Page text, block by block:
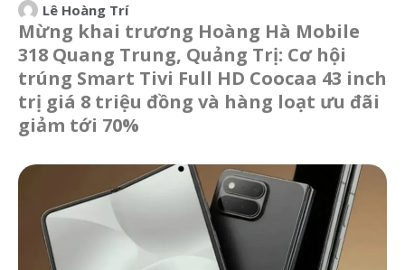
Lê Hoàng Trí
Mừng khai trương Hoàng Hà Mobile
318 Quang Trung, Quảng Trị: Cơ hội
trúng Smart Tivi Full HD Coocaa 43 inch
trị giá 8 triệu đồng và hàng loạt ưu đãi
giảm tới 70%